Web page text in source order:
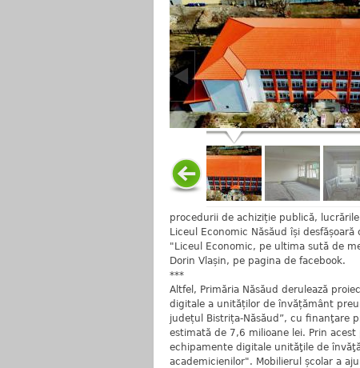
procedurii de achiziție publică,
Liceul Economic Năsăud își
"Liceul Economic, pe ultima sută de
Dorin Vlașin, pe pagina de facebook.
***
Altfel, Primăria Năsăud derulează
digitale a unităților de învățământ
județul Bistrița-Năsăud”, cu finanţare
estimată de 7,6 milioane lei. Prin
echipamente digitale unităţile de
academicienilor". Mobilierul școlar a